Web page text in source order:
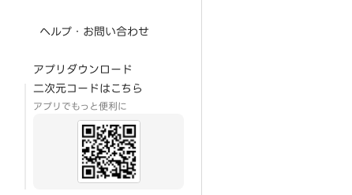
ヘルプ・お問い合わせ
アプリダウンロード
二次元コードはこちら
アプリでもっと便利に